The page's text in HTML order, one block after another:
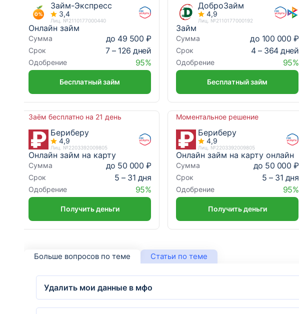
Займ-Экспресс
3,4
Лиц. №2110177000440
Онлайн займ
Сумма до 49 500 ₽
Срок 7 – 126 дней
Одобрение 95%
Бесплатный займ
ДоброЗайм
4,9
Лиц. №2110177000192
Займ
Сумма до 100 000 ₽
Срок 4 – 364 дней
Одобрение 95%
Бесплатный займ
Заём бесплатно на 21 день
Бериберу
4,9
Лиц. №2203392009805
Онлайн займ на карту
Сумма до 50 000 ₽
Срок 5 – 31 дня
Одобрение 95%
Получить деньги
Моментальное решение
Бериберу
4,9
Лиц. №2203392009805
Онлайн займ на карту онлайн
Сумма до 50 000 ₽
Срок 5 – 31 дня
Одобрение 95%
Получить деньги
Больше вопросов по теме Статьи по теме
Удалить мои данные в мфо